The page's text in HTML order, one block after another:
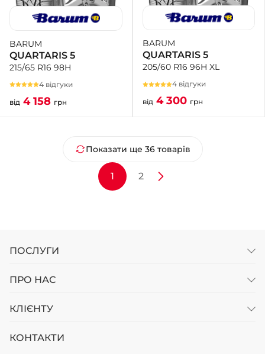
BARUM
QUARTARIS 5
215/65 R16 98H
4 відгуки
від 4 158 грн
BARUM
QUARTARIS 5
205/60 R16 96H XL
4 відгуки
від 4 300 грн
Показати ще 36 товарів
1 2
ПОСЛУГИ
ПРО НАС
КЛІЄНТУ
КОНТАКТИ